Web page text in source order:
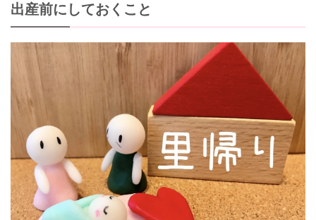
出産前にしておくこと